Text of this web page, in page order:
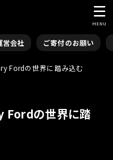
営会社 ご寄付のお願い
MENU
Fordの世界に踏み込む
Fordの世界に踏